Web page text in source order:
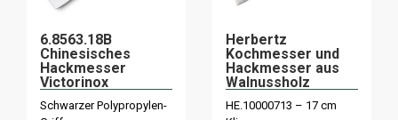
6.8563.18B
Chinesisches
Hackmesser
Victorinox
SwissClassic 18cm
Schwarzer Polypropylen-
Herbertz
Kochmesser und
Hackmesser aus
Walnussholz
HE.10000713 – 17 cm